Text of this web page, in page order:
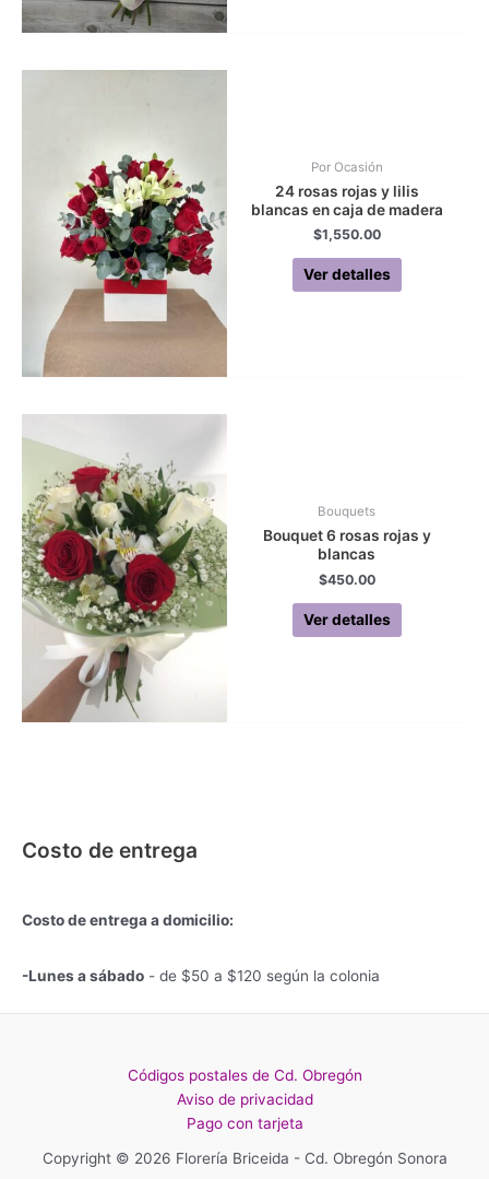
Por Ocasión
24 rosas rojas y lilis
blancas en caja de madera
$1,550.00
Ver detalles
Bouquets
Bouquet 6 rosas rojas y
blancas
$450.00
Ver detalles
Costo de entrega
Costo de entrega a domicilio:
-Lunes a sábado - de $50 a $120 según la colonia
Códigos postales de Cd. Obregón
Aviso de privacidad
Pago con tarjeta
Copyright © 2026 Florería Briceida - Cd. Obregón Sonora